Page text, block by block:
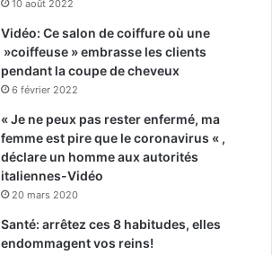
10 août 2022
Vidéo: Ce salon de coiffure où une
»coiffeuse » embrasse les clients
pendant la coupe de cheveux
6 février 2022
« Je ne peux pas rester enfermé, ma
femme est pire que le coronavirus « ,
déclare un homme aux autorités
italiennes-Vidéo
20 mars 2020
Santé: arrêtez ces 8 habitudes, elles
endommagent vos reins!